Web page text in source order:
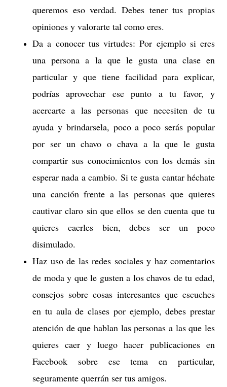
queremos eso verdad. Debes tener tus propias
opiniones y valorarte tal como eres.
Da a conocer tus virtudes: Por ejemplo si eres
una persona a la que le gusta una clase en
particular y que tiene facilidad para explicar,
podrías aprovechar ese punto a tu favor, y
acercarte a las personas que necesiten de tu
ayuda y brindarsela, poco a poco serás popular
por ser un chavo o chava a la que le gusta
compartir sus conocimientos con los demás sin
esperar nada a cambio. Si te gusta cantar héchate
una canción frente a las personas que quieres
cautivar claro sin que ellos se den cuenta que tu
quieres caerles bien, debes ser un poco
disimulado.
Haz uso de las redes sociales y haz comentarios
de moda y que le gusten a los chavos de tu edad,
consejos sobre cosas interesantes que escuches
en tu aula de clases por ejemplo, debes prestar
atención de que hablan las personas a las que les
quieres caer y luego hacer publicaciones en
Facebook sobre ese tema en particular,
seguramente querrán ser tus amigos.